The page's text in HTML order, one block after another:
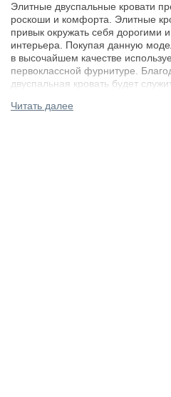
Элитные двуспальные кровати
роскоши и комфорта. Элитные
привык окружать себя дорогими
интерьера. Покупая данную
в высочайшем качестве
первоклассной фурнитуре.
двуспальная кровать будет
Читать далее